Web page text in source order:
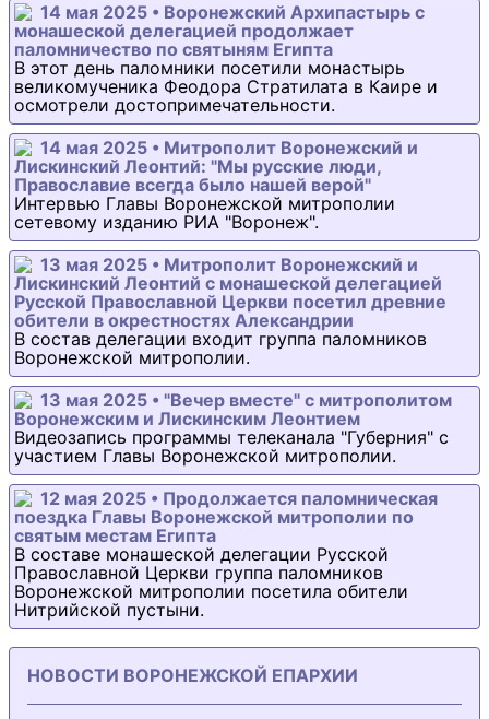
14 мая 2025 • Воронежский Архипастырь с
монашеской делегацией продолжает
паломничество по святыням Египта
В этот день паломники посетили монастырь
великомученика Феодора Стратилата в Каире и
осмотрели достопримечательности.
14 мая 2025 • Митрополит Воронежский и
Лискинский Леонтий: "Мы русские люди,
Православие всегда было нашей верой"
Интервью Главы Воронежской митрополии
сетевому изданию РИА "Воронеж".
13 мая 2025 • Митрополит Воронежский и
Лискинский Леонтий с монашеской делегацией
Русской Православной Церкви посетил древние
обители в окрестностях Александрии
В состав делегации входит группа паломников
Воронежской митрополии.
13 мая 2025 • "Вечер вместе" с митрополитом
Воронежским и Лискинским Леонтием
Видеозапись программы телеканала "Губерния" с
участием Главы Воронежской митрополии.
12 мая 2025 • Продолжается паломническая
поездка Главы Воронежской митрополии по
святым местам Египта
В составе монашеской делегации Русской
Православной Церкви группа паломников
Воронежской митрополии посетила обители
Нитрийской пустыни.
НОВОСТИ ВОРОНЕЖСКОЙ ЕПАРХИИ